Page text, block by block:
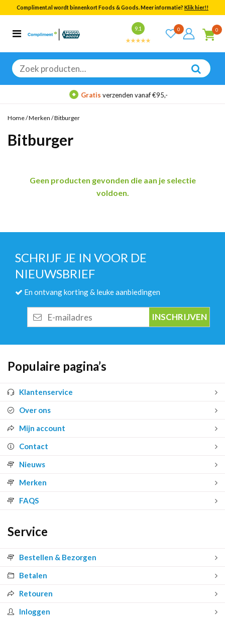
Compliment.nl wordt binnenkort Foods & Goods. Meer informatie? Klik hier!!
9.1 0 0
Zoeken
naar:
Categorieën
Bekijk alle resultaten
Gratisverzenden vanaf €95,-
Home/Merken /Bitburger
Bitburger
Geen producten gevonden die aan je selectie
voldoen.
SCHRIJF JE IN VOOR DE
NIEUWSBRIEF
En ontvang korting & leuke aanbiedingen
mailadres
Populaire pagina’s
Klantenservice
Over ons
Mijn account
Contact
Nieuws
Merken
FAQS
Service
Bestellen & Bezorgen
Betalen
Retouren
Inloggen